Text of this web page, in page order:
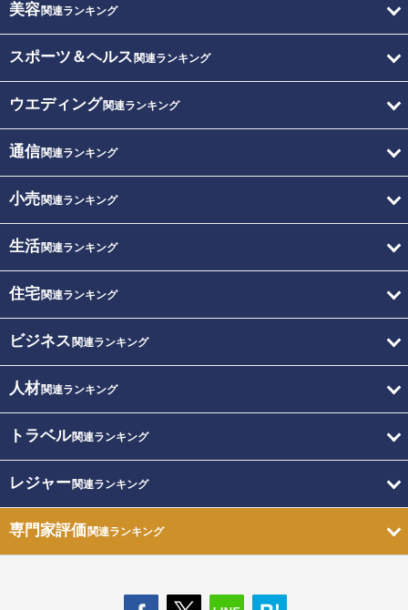
美容関連ランキング
スポーツ＆ヘルス 関連ランキング
ウエディング関連ランキング
通信関連ランキング
小売関連ランキング
生活関連ランキング
住宅関連ランキング
ビジネス 関連ランキング
人材関連ランキング
トラベル関連ランキング
レジャー関連ランキング
専門家評価関連ランキング